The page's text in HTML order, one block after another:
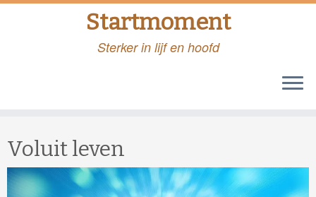
Startmoment
Sterker in lijf en hoofd
Voluit leven